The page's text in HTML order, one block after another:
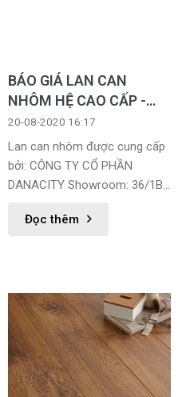
BÁO GIÁ LAN CAN
NHÔM HỆ CAO CẤP -
TÔNG ĐẠI LÝ
20-08-2020 16:17
Lan can nhôm được cung cấp
bởi: CÔNG TY CỔ PHẦN
DANACITY Showroom: 36/1B
- TP. Đà Nẵng Hotline:
Đọc thêm